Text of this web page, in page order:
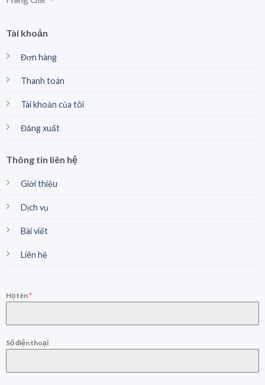
Tài khoản
Đơn hàng
Thanh toán
Tài khoản của tôi
Đăng xuất
Thông tin liên hệ
Giới thiệu
Dịch vụ
Bài viết
Liên hệ
Họ tên*
Số điện thoại